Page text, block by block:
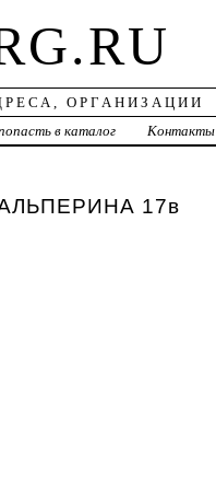
ОРГАНИЗАЦИИ
в каталог Контакты
17в